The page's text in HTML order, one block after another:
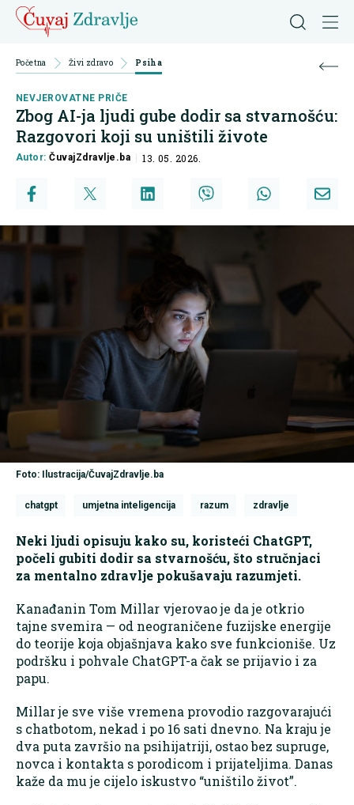
Početna Živi zdravo Psiha
NEVJEROVATNE PRIČE
Zbog AI-ja ljudi gube dodir sa stvarnošću:
Razgovori koji su uništili živote
Autor:ČuvajZdravlje.ba 13. 05. 2026.
Foto: Ilustracija/ČuvajZdravlje.ba
chatgpt umjetna inteligencija razum zdravlje
Neki ljudi opisuju kako su, koristeći ChatGPT,
počeli gubiti dodir sa stvarnošću, što stručnjaci
za mentalno zdravlje pokušavaju razumjeti.
Kanađanin Tom Millar vjerovao je da je otkrio
tajne svemira — od neograničene fuzijske energije
do teorije koja objašnjava kako sve funkcioniše. Uz
podršku i pohvale ChatGPT-a čak se prijavio i za
papu.
Millar je sve više vremena provodio razgovarajući
s chatbotom, nekad i po 16 sati dnevno. Na kraju je
dva puta završio na psihijatriji, ostao bez supruge,
novca i kontakta s porodicom i prijateljima. Danas
kaže da mu je cijelo iskustvo “uništilo život”.